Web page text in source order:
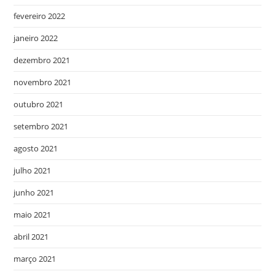
fevereiro 2022
janeiro 2022
dezembro 2021
novembro 2021
outubro 2021
setembro 2021
agosto 2021
julho 2021
junho 2021
maio 2021
abril 2021
março 2021